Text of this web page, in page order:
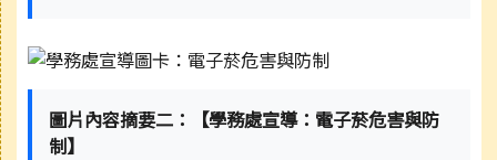
圖片內容摘要二：【學務處宣導：電子菸危害與防
制】